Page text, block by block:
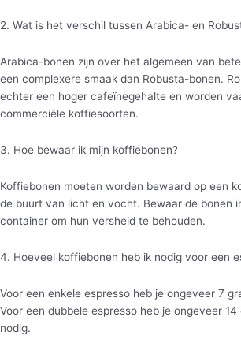
2. Wat is het verschil tussen Arabica- en
Arabica-bonen zijn over het algemeen van
een complexere smaak dan Robusta-bonen.
echter een hoger cafeïnegehalte en worden
commerciële koffiesoorten.
3. Hoe bewaar ik mijn koffiebonen?
Koffiebonen moeten worden bewaard op een
de buurt van licht en vocht. Bewaar de bonen
container om hun versheid te behouden.
4. Hoeveel koffiebonen heb ik nodig voor een
Voor een enkele espresso heb je ongeveer 7
Voor een dubbele espresso heb je ongeveer
nodig.